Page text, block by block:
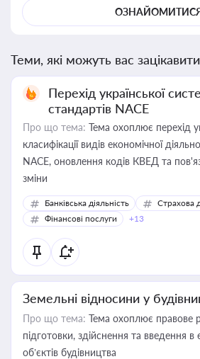
Теми, які можуть вас
Перехід української
стандартів NACE
Про що тема: Тема охоплює перехід
класифікації видів економічної
NACE, оновлення кодів КВЕД та
зміни
Банківська діяльність
Страхова
Фінансові послуги
+13
Земельні відносини у
Про що тема: Тема охоплює правове
підготовки, здійснення та введення в
об’єктів будівництва